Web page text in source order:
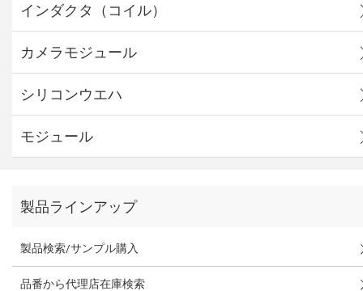
インダクタ（コイル）
カメラモジュール
シリコンウエハ
モジュール
製品ラインアップ
製品検索/サンプル購入
品番から代理店在庫検索